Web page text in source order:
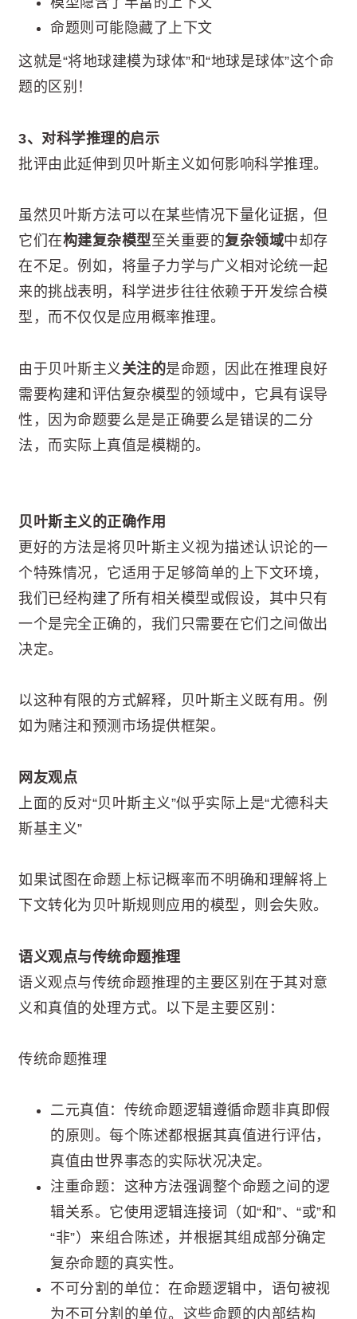
命题则可能隐藏了上下文
这就是“将地球建模为球体”和“地球是球体”这个命
题的区别！
3、对科学推理的启示
批评由此延伸到贝叶斯主义如何影响科学推理。
虽然贝叶斯方法可以在某些情况下量化证据，但
它们在构建复杂模型至关重要的复杂领域中却存
在不足。例如，将量子力学与广义相对论统一起
来的挑战表明，科学进步往往依赖于开发综合模
型，而不仅仅是应用概率推理。
由于贝叶斯主义 关注的是命题，因此在推理良好
需要构建和评估复杂模型的领域中，它具有误导
性，因为命题要么是是正确要么是错误的二分
法，而实际上真值是模糊的。
贝叶斯主义的正确作用
更好的方法是将贝叶斯主义视为描述认识论的一
个特殊情况，它适用于足够简单的上下文环境，
我们已经构建了所有相关模型或假设，其中只有
一个是完全正确的，我们只需要在它们之间做出
决定。
以这种有限的方式解释，贝叶斯主义既有用。例
如为赌注和预测市场提供框架。
网友观点
上面的反对“贝叶斯主义”似乎实际上是“尤德科夫
斯基主义”
如果试图在命题上标记概率而不明确和理解将上
下文转化为贝叶斯规则应用的模型，则会失败。
语义观点与传统命题推理
语义观点与传统命题推理的主要区别在于其对意
义和真值的处理方式。以下是主要区别：
传统命题推理
二元真值：传统命题逻辑遵循命题非真即假
的原则。每个陈述都根据其真值进行评估，
真值由世界事态的实际状况决定。
注重命题：这种方法强调整个命题之间的逻
辑关系。它使用逻辑连接词（如“和”、“或”和
“非”）来组合陈述，并根据其组成部分确定
复杂命题的真实性。
不可分割的单位：在命题逻辑中，语句被视
为不可分割的单位。这些命题的内部结构